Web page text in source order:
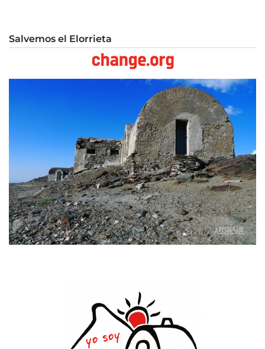
Salvemos el Elorrieta